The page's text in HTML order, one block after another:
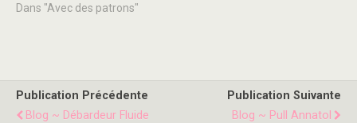
Dans "Avec des patrons"
Publication Précédente
Blog ~ Débardeur Fluide
Publication Suivante
Blog ~ Pull Annatol